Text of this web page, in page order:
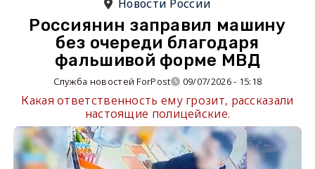
Новости России
Россиянин заправил машину
без очереди благодаря
фальшивой форме МВД
Служба новостей ForPost 09/07/2026 - 15:18
Какая ответственность ему грозит, рассказали
настоящие полицейские.